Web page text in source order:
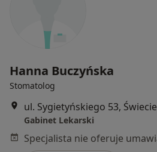
Hanna Buczyńska
Stomatolog
ul. Sygietyńskiego 53, Świecie
Gabinet Lekarski